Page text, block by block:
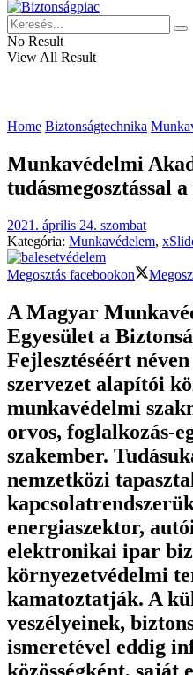
No Result
View All Result
Home Biztonságtechnika
Munkavédelmi
tudásmegosztással
2021. április 24. szombat
Kategória: Munkavédelem,
Megosztás facebookon
A Magyar
Egyesület a
Fejlesztéséért
szervezet alapítói
munkavédelmi
orvos, foglalkozás-
szakember.
nemzetközi
energiaszektor,
elektronikai ipar
környezetvédelmi
kamatoztatják. A
veszélyeinek,
ismeretével eddig
közösségként, saját